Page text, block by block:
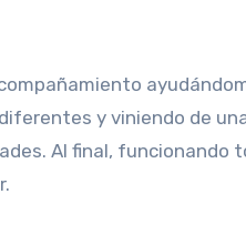
y viniendo de
Al final, funcionando